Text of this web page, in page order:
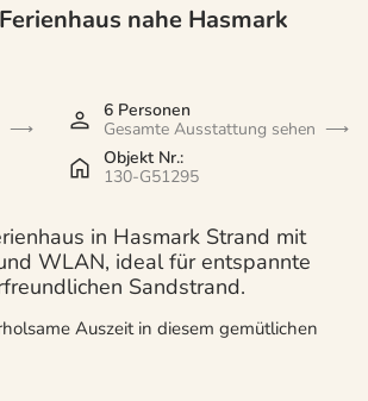
nahe Hasmark
6 Personen
Gesamte Ausstattung sehen
Objekt Nr.:
130-G51295
in Hasmark Strand mit
WLAN, ideal für entspannte
Sandstrand.
Auszeit in diesem gemütlichen